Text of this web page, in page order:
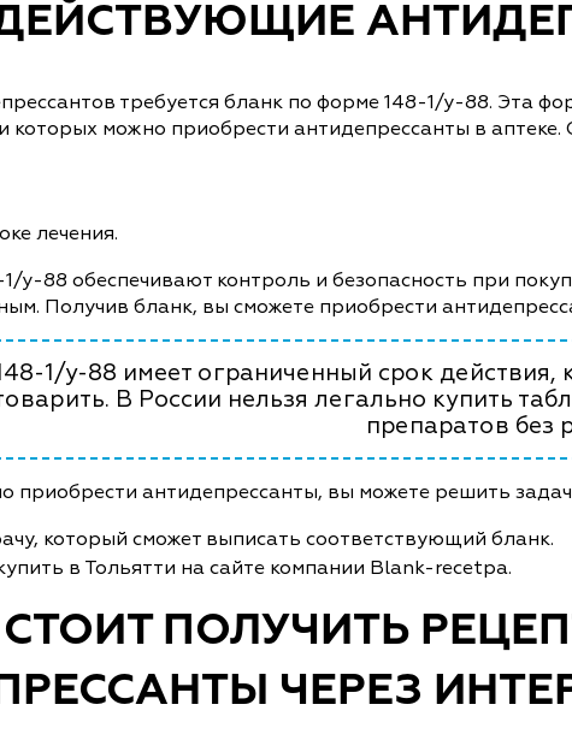
требуется бланк по форме 148-1/у-88. Эта
которых можно приобрести антидепрессанты в
лечения.
у-88 обеспечивают контроль и безопасность при
Получив бланк, вы сможете приобрести
1/у-88 имеет ограниченный срок действия,
В России нельзя легально купить
препаратов без
приобрести антидепрессанты, вы можете решить
который сможет выписать соответствующий бланк.
в Тольятти на сайте компании Blank-recetpa.
ПОЛУЧИТЬ
ЧЕРЕЗ